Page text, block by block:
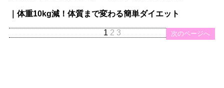
｜体重10kg減！体質まで変わる簡単ダイエット
次のページへ
1 2 3